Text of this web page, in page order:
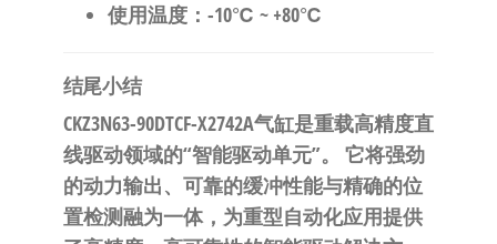
使用温度：-10℃ ~ +80℃
结尾小结
CKZ3N63-90DTCF-X2742A气缸是重载高精度直
线驱动领域的“智能驱动单元”。
​ 它将强劲
的动力输出、可靠的缓冲性能与精确的位
置检测融为一体，为重型自动化应用提供